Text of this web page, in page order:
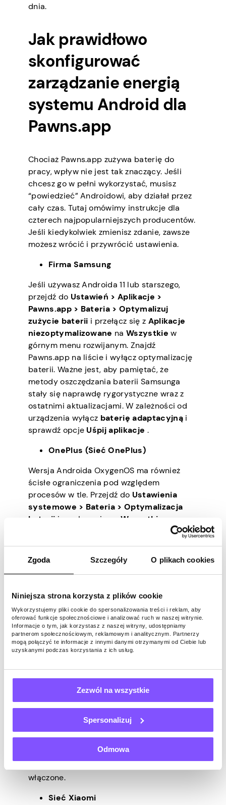
Zgoda Szczegóły O plikach cookies
Niniejsza strona korzysta z plików cookie
Wykorzystujemy pliki cookie do spersonalizowania treści i reklam, aby
oferować funkcje społecznościowe i analizować ruch w naszej witrynie.
Informacje o tym, jak korzystasz z naszej witryny, udostępniamy
partnerom społecznościowym, reklamowym i analitycznym. Partnerzy
mogą połączyć te informacje z innymi danymi otrzymanymi od Ciebie lub
uzyskanymi podczas korzystania z ich usług.
Zezwól na wszystkie
Spersonalizuj
Odmowa
dnia.
Jak prawidłowo
skonfigurować
zarządzanie energią
systemu Android dla
Pawns.app
Chociaż Pawns.app zużywa baterię do
pracy, wpływ nie jest tak znaczący. Jeśli
chcesz go w pełni wykorzystać, musisz
“powiedzieć” Androidowi, aby działał przez
cały czas. Tutaj omówimy instrukcje dla
czterech najpopularniejszych producentów.
Jeśli kiedykolwiek zmienisz zdanie, zawsze
możesz wrócić i przywrócić ustawienia.
Firma Samsung
Jeśli używasz Androida 11 lub starszego,
przejdź do Ustawień > Aplikacje >
Pawns.app > Bateria > Optymalizuj
zużycie baterii i przełącz się z Aplikacje
niezoptymalizowane naWszystkie w
górnym menu rozwijanym. Znajdź
Pawns.app na liście i wyłącz optymalizację
baterii. Ważne jest, aby pamiętać, że
metody oszczędzania baterii Samsunga
stały się naprawdę rygorystyczne wraz z
ostatnimi aktualizacjami. W zależności od
urządzenia wyłącz baterię adaptacyjnąi
sprawdź opcje Uśpij aplikacje .
OnePlus (Sieć OnePlus)
Wersja Androida OxygenOS ma również
ścisłe ograniczenia pod względem
procesów w tle. Przejdź do Ustawienia
systemowe > Bateria > Optymalizacja
baterii i przełącz się naWszystkie
w prawym górnym menu. Znajdź
optymalizuj
. Niektóre telefony OnePlus
mają również funkcję
automatycznego
aplikacjom działanie w tle, więc pamiętaj,
aby ją wyłączyć na Pawns.app.
Huawei (Huawei)
EMUI firmy Huawei nie ma ustawień, do
których użytkownicy mogą uzyskać dostęp,
aby zapewnić, że ich aplikacje działają
dłużej niż 60 minut. Możesz jednak przejść
Ustawień > telefonu Uruchamianie
aplikacji baterii>, a następnie ustawić
Zarządzaj ręcznie
(Automatyczne uruchamianie,
Uruchamianie pomocnicze i Uruchom w
włączone.
Sieć Xiaomi